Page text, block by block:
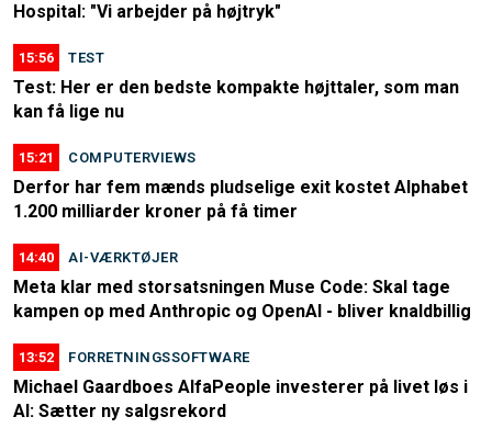
Hospital: "Vi arbejder på højtryk"
15:56 TEST
Test: Her er den bedste kompakte højttaler, som man
kan få lige nu
15:21 COMPUTERVIEWS
Derfor har fem mænds pludselige exit kostet Alphabet
1.200 milliarder kroner på få timer
14:40 AI-VÆRKTØJER
Meta klar med storsatsningen Muse Code: Skal tage
kampen op med Anthropic og OpenAI - bliver knaldbillig
13:52 FORRETNINGSSOFTWARE
Michael Gaardboes AlfaPeople investerer på livet løs i
AI: Sætter ny salgsrekord